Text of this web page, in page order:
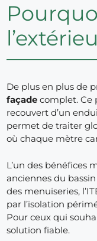
De plus en plus de
façade complet. Ce
recouvert d’un
permet de traiter
où chaque mètre
L’un des bénéfices
anciennes du
des menuiseries,
par l’isolation
Pour ceux qui
solution fiable.